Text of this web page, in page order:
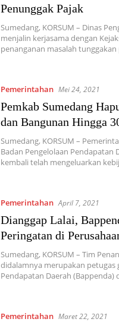
Penunggak Pajak
Sumedang, KORSUM – Dinas
menjalin kerjasama dengan
penanganan masalah
Pemerintahan Mei 24, 2021
Pemkab Sumedang
dan Bangunan Hingga
Sumedang, KORSUM –
Badan Pengelolaan Pendapatan
kembali telah mengeluarkan
Pemerintahan April 7, 2021
Dianggap Lalai,
Peringatan di
Sumedang, KORSUM – Tim
didalamnya merupakan petugas
Pendapatan Daerah (Bappenda)
Pemerintahan Maret 22, 2021